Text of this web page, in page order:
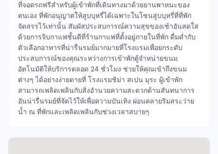
ที่จอดรถฟรีสำหรับผู้เข้าพักที่เดินทางมาด้วยยานพาหนะของ
ตนเอง ที่พักอนุญาตให้สูบบุหรี่ได้เฉพาะในโซนสูบบุหรี่ที่ที่พัก
จัดสรรไว้เท่านั้น สัมผัสประสบการณ์ความสุขของเช้าอันสดใส
ด้วยการจิบกาแฟชั้นดีที่ร้านกาแฟที่ตั้งอยู่ภายในที่พัก ดื่มด่ำกับ
ตัวเลือกอาหารที่น่ารื่นรมย์มากมายที่โรงแรมเพื่อยกระดับ
ประสบการณ์ของคุณระหว่างการเข้าพักตู้จำหน่ายขนม
อัตโนมัติให้บริการตลอด 24 ชั่วโมง ช่วยให้คุณเข้าถึงขนม
ต่างๆ ได้อย่างง่ายดายที่ โรงแรมชิม่า สเปน มุระ ผู้เข้าพัก
สามารถเพลิดเพลินกับสิ่งอำนวยความสะดวกด้านสันทนาการ
อันน่ารื่นรมย์ที่จัดไว้ให้เพื่อความบันเทิง ผ่อนคลายริมสระว่าย
น้ำ ณ ที่พักและเพลิดเพลินกับช่วงเวลาสบายๆ